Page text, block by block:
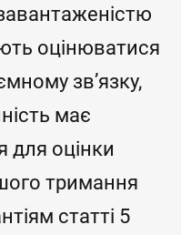
завантаженістю
оцінюватися
зв’язку,
має
для оцінки
тримання
статті 5